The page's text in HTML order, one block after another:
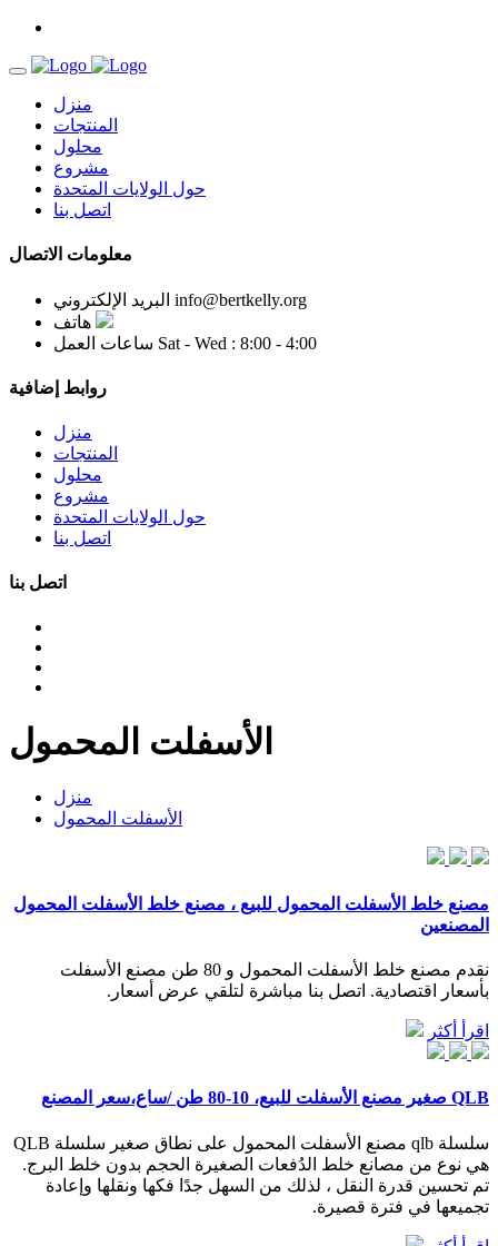
منزل
المنتجات
محلول
مشروع
حول الولايات المتحدة
اتصل بنا
معلومات الاتصال
البريد الإلكتروني info@bertkelly.org
هاتف
ساعات العمل Sat - Wed : 8:00 - 4:00
روابط إضافية
منزل
المنتجات
محلول
مشروع
حول الولايات المتحدة
اتصل بنا
اتصل بنا
الأسفلت المحمول
منزل
الأسفلت المحمول
مصنع خلط الأسفلت المحمول للبيع ، مصنع خلط الأسفلت المحمول
المصنعين
نقدم مصنع خلط الأسفلت المحمول و 80 طن مصنع الأسفلت
بأسعار اقتصادية. اتصل بنا مباشرة لتلقي عرض أسعار.
اقرأ أكثر
QLB صغير مصنع الأسفلت للبيع، 10-80 طن /ساع،سعر المصنع
سلسلة qlb مصنع الأسفلت المحمول على نطاق صغير سلسلة QLB
هي نوع من مصانع خلط الدُفعات الصغيرة الحجم بدون خلط البرج.
تم تحسين قدرة النقل ، لذلك من السهل جدًا فكها ونقلها وإعادة
تجميعها في فترة قصيرة.